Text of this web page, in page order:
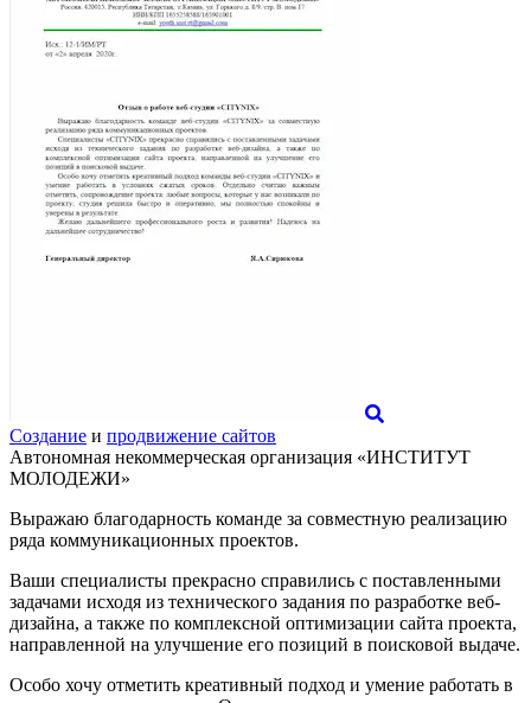
Создание и продвижение сайтов
Автономная некоммерческая организация «ИНСТИТУТ
МОЛОДЕЖИ»
Выражаю благодарность команде за совместную реализацию
ряда коммуникационных проектов.
Ваши специалисты прекрасно справились с поставленными
задачами исходя из технического задания по разработке веб-
дизайна, а также по комплексной оптимизации сайта проекта,
направленной на улучшение его позиций в поисковой выдаче.
Особо хочу отметить креативный подход и умение работать в